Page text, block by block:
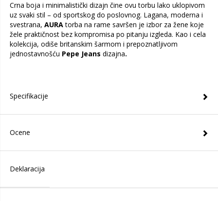
Crna boja i minimalistički dizajn čine ovu torbu lako uklopivom
uz svaki stil – od sportskog do poslovnog. Lagana, moderna i
svestrana, AURAtorba na rame savršen je izbor za žene koje
žele praktičnost bez kompromisa po pitanju izgleda. Kao i cela
kolekcija, odiše britanskim šarmom i prepoznatljivom
jednostavnošću Pepe Jeans dizajna.
Specifikacije
Ocene
Deklaracija